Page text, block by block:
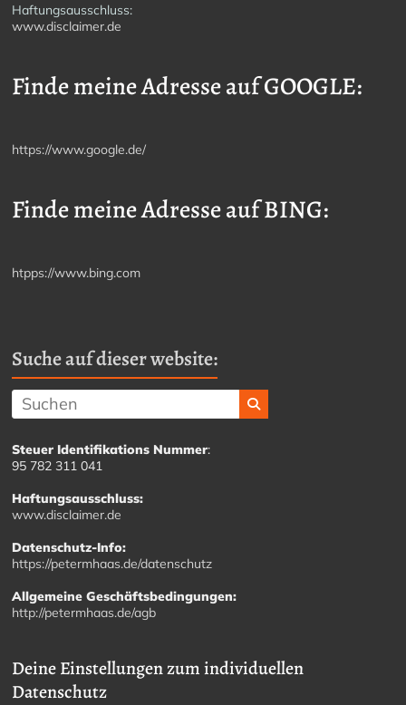
Haftungsausschluss:
www.disclaimer.de
Finde meine Adresse auf GOOGLE:
https://www.google.de/
Finde meine Adresse auf BING:
htpps://www.bing.com
Suche auf dieser website:
Steuer Identifikations Nummer:
95 782 311 041
Haftungsausschluss:
www.disclaimer.de
Datenschutz-Info:
https://petermhaas.de/datenschutz
Allgemeine Geschäftsbedingungen:
http://petermhaas.de/agb
Deine Einstellungen zum individuellen
Datenschutz